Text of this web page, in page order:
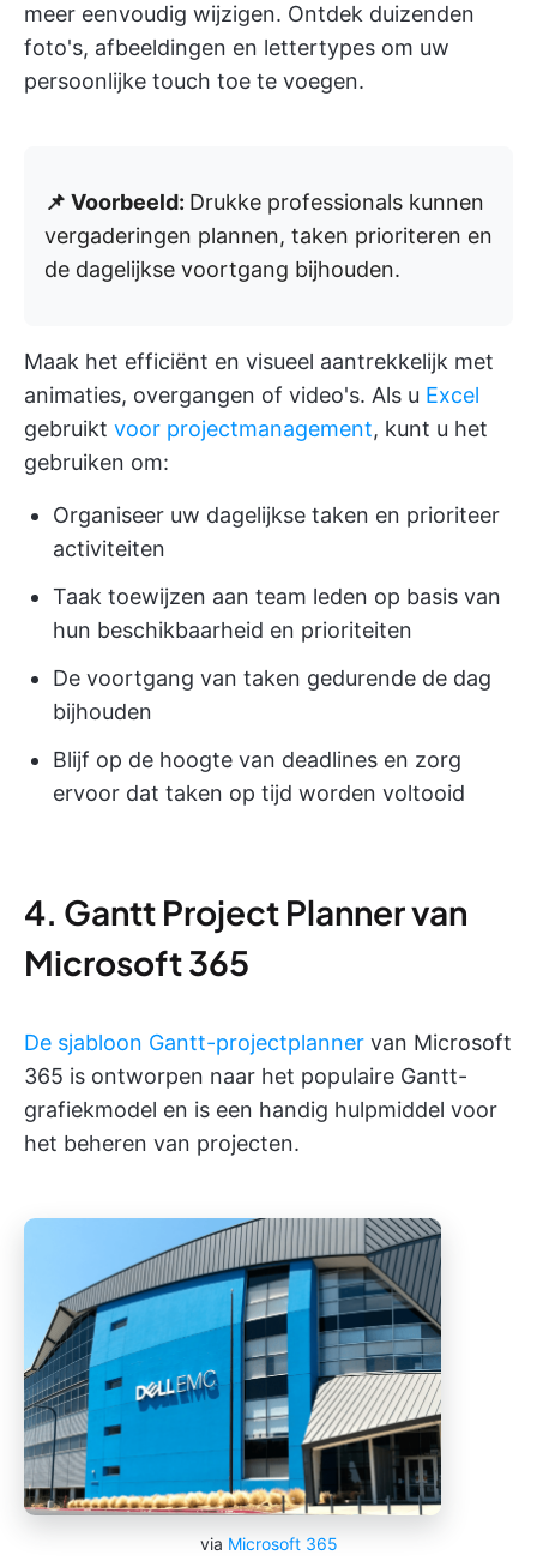
meer eenvoudig wijzigen. Ontdek duizenden
foto's, afbeeldingen en lettertypes om uw
persoonlijke touch toe te voegen.
📌 Voorbeeld: Drukke professionals kunnen
vergaderingen plannen, taken prioriteren en
de dagelijkse voortgang bijhouden.
Maak het efficiënt en visueel aantrekkelijk met
animaties, overgangen of video's. Als u Excel
gebruikt voor projectmanagement, kunt u het
gebruiken om:
Organiseer uw dagelijkse taken en prioriteer
activiteiten
Taak toewijzen aan team leden op basis van
hun beschikbaarheid en prioriteiten
De voortgang van taken gedurende de dag
bijhouden
Blijf op de hoogte van deadlines en zorg
ervoor dat taken op tijd worden voltooid
4. Gantt Project Planner van
Microsoft 365
De sjabloon Gantt-projectplanner van Microsoft
365 is ontworpen naar het populaire Gantt-
grafiekmodel en is een handig hulpmiddel voor
het beheren van projecten.
via Microsoft 365